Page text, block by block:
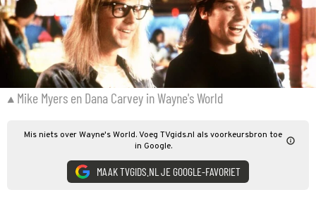
Mike Myers en Dana Carvey in Wayne's World
Mis niets over Wayne's World. Voeg TVgids.nl als voorkeursbron toe
in Google.
MAAK TVGIDS.NL JE GOOGLE-FAVORIET